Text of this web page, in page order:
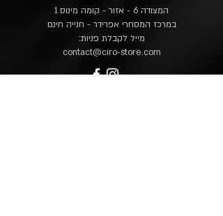
המצודה 6 - אזור - קומה מינוס 1
במרכז המסחרי אפרידר - חנייה חינם
מייל לקבלת פניות:
contact@ciro-store.com